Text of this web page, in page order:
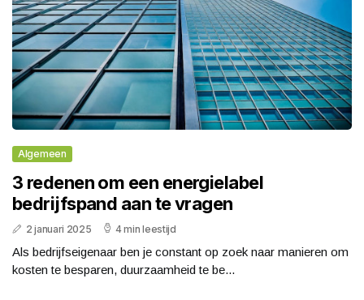
Algemeen
3 redenen om een energielabel
bedrijfspand aan te vragen
2 januari 2025 4 min leestijd
Als bedrijfseigenaar ben je constant op zoek naar manieren om
kosten te besparen, duurzaamheid te be...